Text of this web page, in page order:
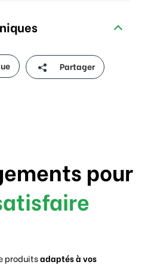
Partager
pour
produitsadaptés à vos